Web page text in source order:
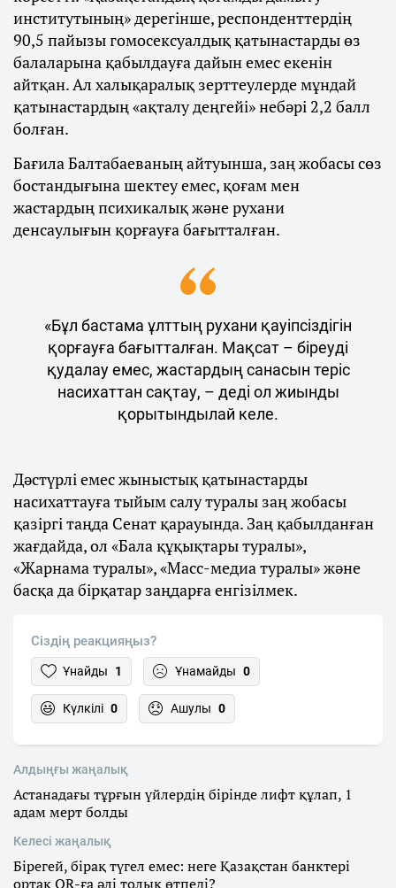
институтының» дерегінше, респонденттердің
90,5 пайызы гомосексуалдық қатынастарды өз
балаларына қабылдауға дайын емес екенін
айтқан. Ал халықаралық зерттеулерде мұндай
қатынастардың «ақталу деңгейі» небәрі 2,2 балл
болған.
Бағила Балтабаеваның айтуынша, заң жобасы сөз
бостандығына шектеу емес, қоғам мен
жастардың психикалық және рухани
денсаулығын қорғауға бағытталған.
«Бұл бастама ұлттың рухани қауіпсіздігін
қорғауға бағытталған. Мақсат – біреуді
қудалау емес, жастардың санасын теріс
насихаттан сақтау, – деді ол жиынды
қорытындылай келе.
Дәстүрлі емес жыныстық қатынастарды
насихаттауға тыйым салу туралы заң жобасы
қазіргі таңда Сенат қарауында. Заң қабылданған
жағдайда, ол «Бала құқықтары туралы»,
«Жарнама туралы», «Масс-медиа туралы» және
басқа да бірқатар заңдарға енгізілмек.
Сіздің реакцияңыз?
Ұнайды 1 Ұнамайды 0
Күлкілі 0 Ашулы 0
Алдыңғы жаңалық
Астанадағы тұрғын үйлердің бірінде лифт құлап, 1
адам мерт болды
Келесі жаңалық
Бірегей, бірақ түгел емес: неге Қазақстан банктері
ортақ QR-ға әлі толық өтпеді?